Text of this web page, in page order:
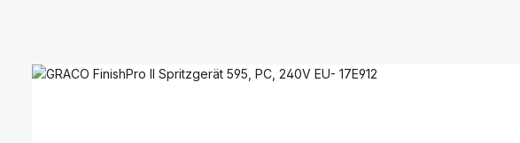
Bildergalerie überspringen